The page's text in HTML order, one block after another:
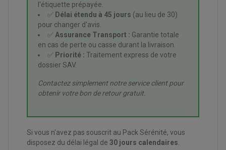
BAGAGERIE SOUPLE
ACCESSOIRE GPS, SMARTPHONE
ACCESSOIRES QUAD
ACCESSOIRES ANODISES POUR QUAD
BOUCHON DE RÉSERVOIR QUAD
GUIDON QUAD
KIT DÉCO QUAD / SSV
KIT POIGNÉE DE GAZ QUAD
POIGNÉE QUAD
PONTETS / REHAUSSES DE GUIDON
BAGAGERIE / TREUIL / ATTELAGE
TREUIL ET ATTELAGE QUAD-SSV
ÉCHAPPEMENT QUAD
ACCESSOIRES ÉLECTRIQUE ENDURO
COMPTEUR D'HEURE
DÉMARREUR
CONDENSATEUR
l'étiquette prépayée.
✅ Délai étendu à 45 jours (au lieu de 30)
pour changer d'avis.
✅ Assurance Transport : Garantie totale
en cas de perte ou casse durant la livraison.
✅ Priorité : Traitement express de votre
dossier SAV.
Contactez simplement notre service client pour
obtenir votre bon de retour gratuit.
Si vous n'avez pas souscrit au Pack Sérénité, vous
disposez du délai légal de 30 jours calendaires